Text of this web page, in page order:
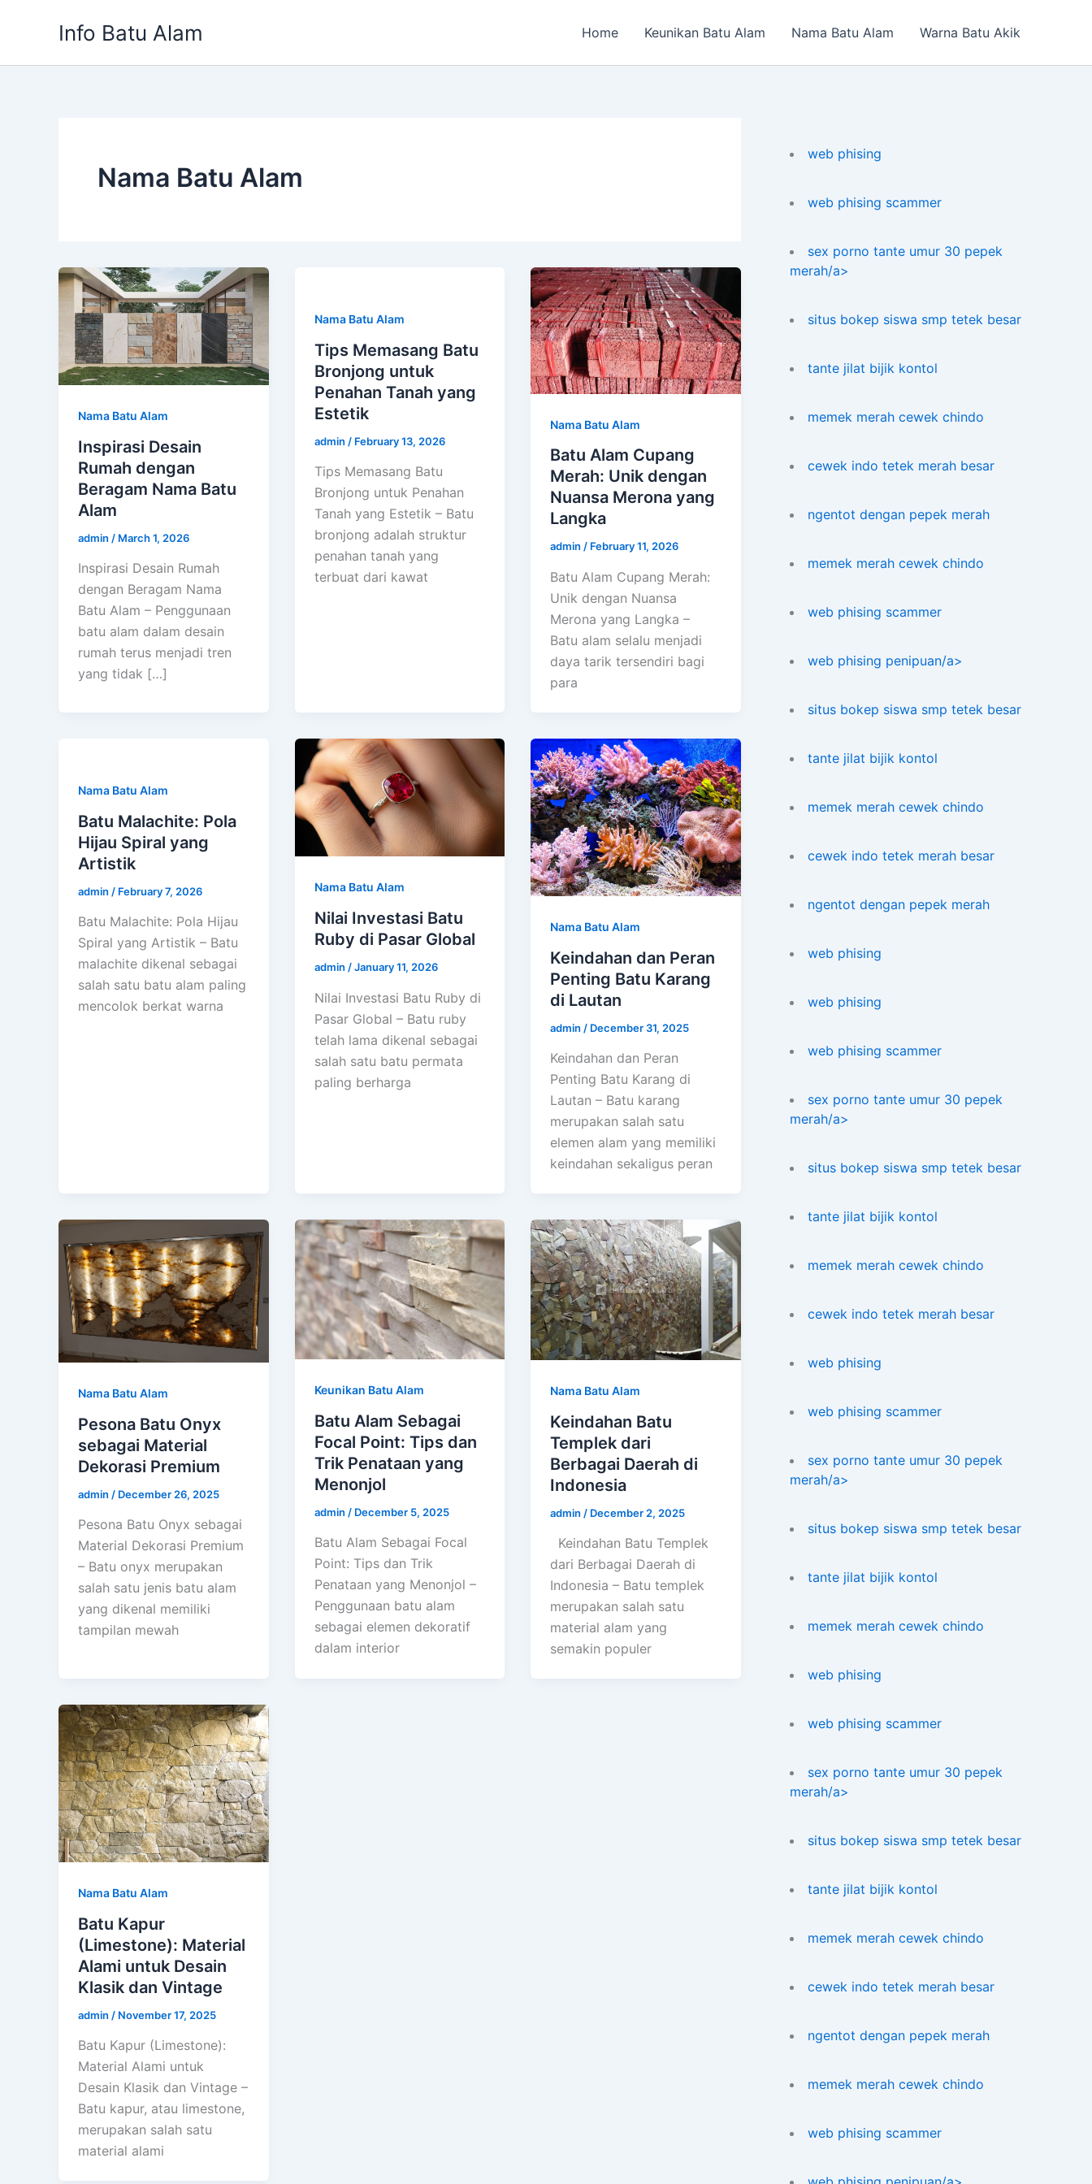
Info Batu Alam Home Keunikan Batu Alam Nama Batu Alam Warna Batu Akik
Nama Batu Alam
Nama Batu Alam
Inspirasi Desain
Rumah dengan
Beragam Nama Batu
Alam
admin / March 1, 2026
Inspirasi Desain Rumah
dengan Beragam Nama
Batu Alam – Penggunaan
batu alam dalam desain
rumah terus menjadi tren
yang tidak […]
Nama Batu Alam
Tips Memasang Batu
Bronjong untuk
Penahan Tanah yang
Estetik
admin / February 13, 2026
Tips Memasang Batu
Bronjong untuk Penahan
Tanah yang Estetik – Batu
bronjong adalah struktur
penahan tanah yang
terbuat dari kawat
Nama Batu Alam
Batu Alam Cupang
Merah: Unik dengan
Nuansa Merona yang
Langka
admin/ February 11, 2026
Batu Alam Cupang Merah:
Unik dengan Nuansa
Merona yang Langka –
Batu alam selalu menjadi
daya tarik tersendiri bagi
para
Nama Batu Alam
Batu Malachite: Pola
Hijau Spiral yang
Artistik
admin / February 7, 2026
Batu Malachite: Pola Hijau
Spiral yang Artistik – Batu
malachite dikenal sebagai
salah satu batu alam paling
mencolok berkat warna
Nama Batu Alam
Nilai Investasi Batu
Ruby di Pasar Global
admin /January 11, 2026
Nilai Investasi Batu Ruby di
Pasar Global – Batu ruby
telah lama dikenal sebagai
salah satu batu permata
paling berharga
Nama Batu Alam
Keindahan dan Peran
Penting Batu Karang
di Lautan
admin / December 31, 2025
Keindahan dan Peran
Penting Batu Karang di
Lautan – Batu karang
merupakan salah satu
elemen alam yang memiliki
keindahan sekaligus peran
Nama Batu Alam
Pesona Batu Onyx
sebagai Material
Dekorasi Premium
admin / December 26, 2025
Pesona Batu Onyx sebagai
Material Dekorasi Premium
– Batu onyx merupakan
salah satu jenis batu alam
yang dikenal memiliki
tampilan mewah
Keunikan Batu Alam
Batu Alam Sebagai
Focal Point: Tips dan
Trik Penataan yang
Menonjol
admin / December 5, 2025
Batu Alam Sebagai Focal
Point: Tips dan Trik
Penataan yang Menonjol –
Penggunaan batu alam
sebagai elemen dekoratif
dalam interior
Nama Batu Alam
Keindahan Batu
Templek dari
Berbagai Daerah di
Indonesia
admin / December 2, 2025
Keindahan Batu Templek
dari Berbagai Daerah di
Indonesia – Batu templek
merupakan salah satu
material alam yang
semakin populer
Nama Batu Alam
Batu Kapur
(Limestone): Material
Alami untuk Desain
Klasik dan Vintage
admin / November 17, 2025
Batu Kapur (Limestone):
Material Alami untuk
Desain Klasik dan Vintage –
Batu kapur, atau limestone,
merupakan salah satu
material alami
web phising
web phising scammer
sex porno tante umur 30 pepek
merah/a>
situs bokep siswa smp tetek besar
tante jilat bijik kontol
memek merah cewek chindo
cewek indo tetek merah besar
ngentot dengan pepek merah
memek merah cewek chindo
web phising scammer
web phising penipuan/a>
situs bokep siswa smp tetek besar
tante jilat bijik kontol
memek merah cewek chindo
cewek indo tetek merah besar
ngentot dengan pepek merah
web phising
web phising
web phising scammer
sex porno tante umur 30 pepek
merah/a>
situs bokep siswa smp tetek besar
tante jilat bijik kontol
memek merah cewek chindo
cewek indo tetek merah besar
web phising
web phising scammer
sex porno tante umur 30 pepek
merah/a>
situs bokep siswa smp tetek besar
tante jilat bijik kontol
memek merah cewek chindo
web phising
web phising scammer
sex porno tante umur 30 pepek
merah/a>
situs bokep siswa smp tetek besar
tante jilat bijik kontol
memek merah cewek chindo
cewek indo tetek merah besar
ngentot dengan pepek merah
memek merah cewek chindo
web phising scammer